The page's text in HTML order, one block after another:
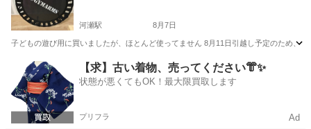
河瀬駅 8月7日
子どもの遊び用に買いましたが、ほとんど使ってません 8月11日引越し予定のため、
滋賀 彦根市 河瀬駅 フィットネス、トレーニング
トランポリン
【求】古い着物、売ってください👘✨
状態が悪くてもOK！最大限買取します
プリフラ Ad